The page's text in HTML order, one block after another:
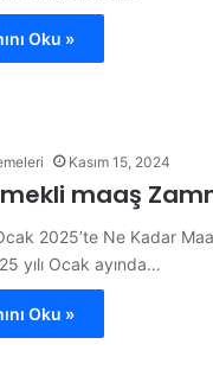
Oku »
Kasım 15, 2024
maaş
2025’te Ne Kadar
yılı Ocak ayında…
Oku »